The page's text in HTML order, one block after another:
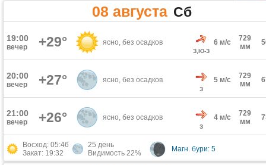
08 августа Сб
19:00
вечер +29° ясно, без осадков
З,Ю-З
6 м/с
729
мм
20:00
вечер +27° ясно, без осадков
З
5 м/с
729
мм
21:00
вечер +26° ясно, без осадков
З
4 м/с
729
мм
Восход: 05:46
Закат: 19:32
25 день
Видимость 22%
Магн. бури: 5